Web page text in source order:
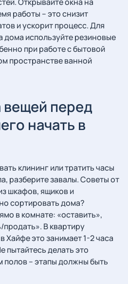
работы – это снизит
и ускорит процесс. Для
дома используйте резиновые
при работе с бытовой
пространстве ванной
перед
начать в
клининг или тратить часы
разберите завалы. Советы от
шкафов, ящиков и
сортировать дома?
в комнате: «оставить»,
В квартиру
Хайфе это занимает 1-2 часа
пытайтесь делать это
полов – этапы должны быть